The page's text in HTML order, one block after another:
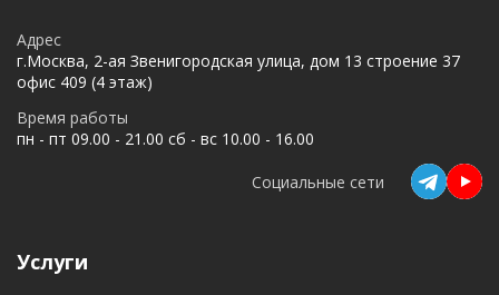
Услуги
Адрес
г.Москва, 2-ая Звенигородская улица, дом 13 строение 37
офис 409 (4 этаж)
Время работы
пн - пт 09.00 - 21.00 сб - вс 10.00 - 16.00
Социальные сети